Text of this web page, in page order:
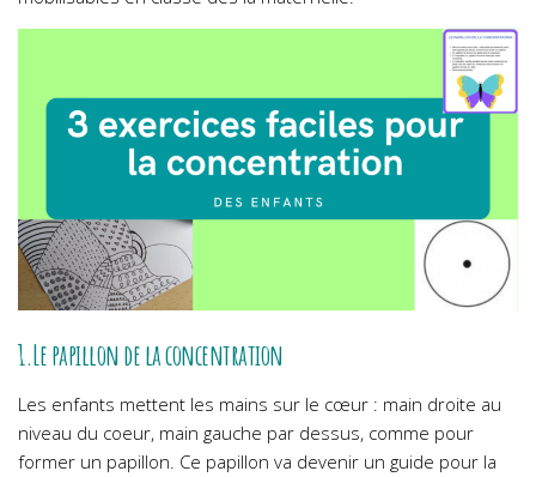
1.Le papillon de la concentration
Les enfants mettent les mains sur le cœur : main droite au
niveau du coeur, main gauche par dessus, comme pour
former un papillon. Ce papillon va devenir un guide pour la